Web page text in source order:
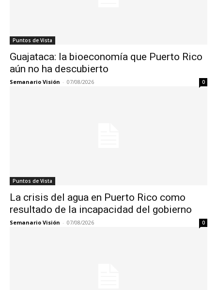
Puntos de Vista
Guajataca: la bioeconomía que Puerto Rico
aún no ha descubierto
Semanario Visión - 07/08/2026 0
Puntos de Vista
La crisis del agua en Puerto Rico como
resultado de la incapacidad del gobierno
Semanario Visión - 07/08/2026 0